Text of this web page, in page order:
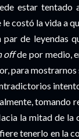
estar tentado
costó la vida a
par de leyendas
offde por medio,
para
tomando
la mitad de
tenerlo en la